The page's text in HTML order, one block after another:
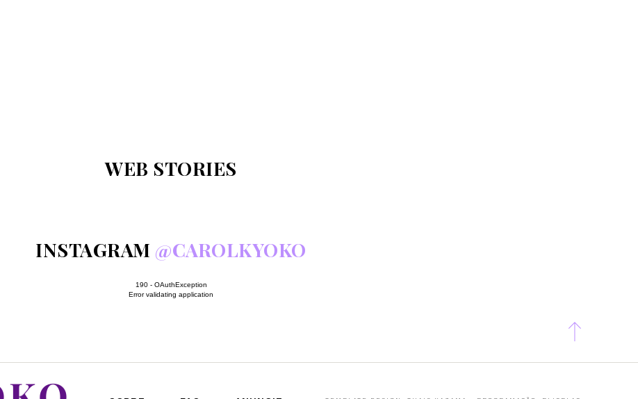
WEB STORIES
INSTAGRAM @CAROLKYOKO
190 - OAuthException
Error validating application